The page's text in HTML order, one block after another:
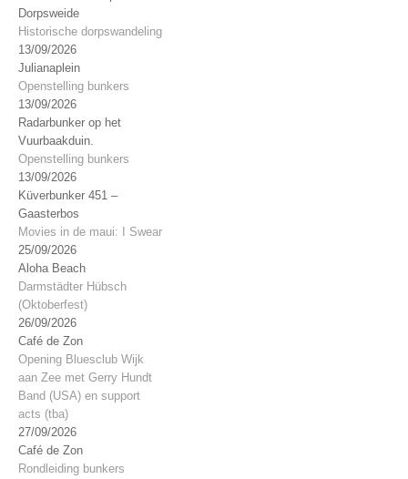
Dorpsweide
Historische dorpswandeling
13/09/2026
Julianaplein
Openstelling bunkers
13/09/2026
Radarbunker op het
Vuurbaakduin.
Openstelling bunkers
13/09/2026
Küverbunker 451 –
Gaasterbos
Movies in de maui: I Swear
25/09/2026
Aloha Beach
Darmstädter Hübsch
(Oktoberfest)
26/09/2026
Café de Zon
Opening Bluesclub Wijk
aan Zee met Gerry Hundt
Band (USA) en support
acts (tba)
27/09/2026
Café de Zon
Rondleiding bunkers